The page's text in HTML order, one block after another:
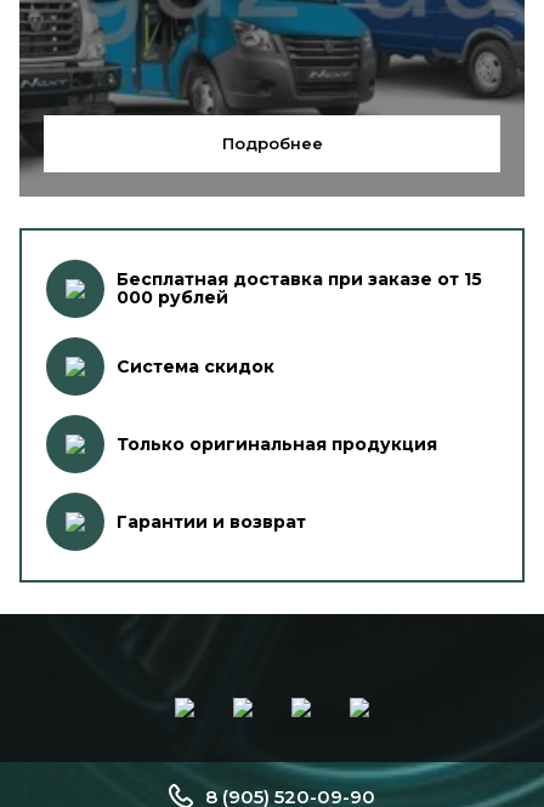
Подробнее
Бесплатная доставка при заказе от 15
000 рублей
Система скидок
Только оригинальная продукция
Гарантии и возврат
8 (905) 520-09-90